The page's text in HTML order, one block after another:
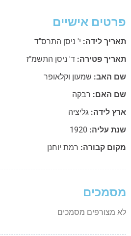
פרטים אישיים
תאריך לידה: י' ניסן התרס"ד
תאריך פטירה: ד' ניסן התשמ"ז
שם האב: שמעון וקלאופר
שם האם: רבקה
ארץ לידה: גליציה
שנת עליה: 1920
מקום קבורה: רמת יוחנן
מסמכים
לא מצורפים מסמכים